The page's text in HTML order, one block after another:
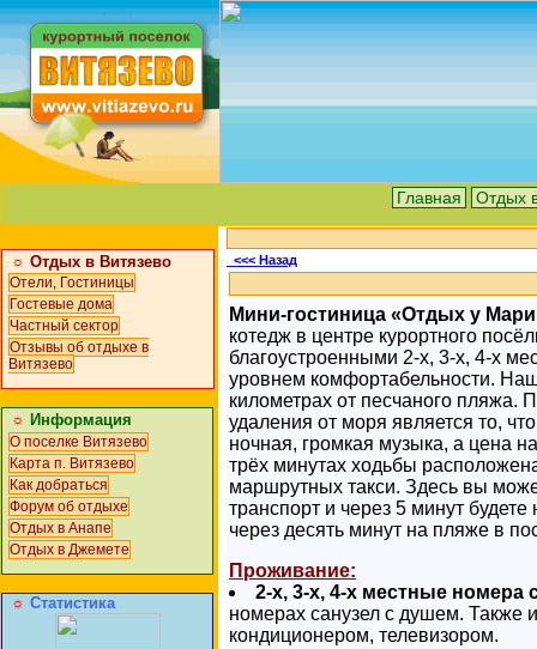
Главная Отдых
☼ Отдых в Витязево
Отели, Гостиницы
Гостевые дома
Частный сектор
Отзывы об отдыхе в
Витязево
☼ Информация
О поселке Витязево
Карта п. Витязево
Как добраться
Форум об отдыхе
Отдых в Анапе
Отдых в Джемете
☼ Статистика
<<< Назад
Мини-гостиница «Отдых у
котедж в центре курортного
благоустроенными 2-х, 3-х, 4-х
уровнем комфортабельности.
километрах от песчаного пляжа.
удаления от моря является то,
ночная, громкая музыка, а цена
трёх минутах ходьбы
маршрутных такси. Здесь вы
транспорт и через 5 минут
через десять минут на пляже в
Проживание:
2-х, 3-х, 4-х местные номера
номерах санузел с душем. Также
кондиционером, телевизором.